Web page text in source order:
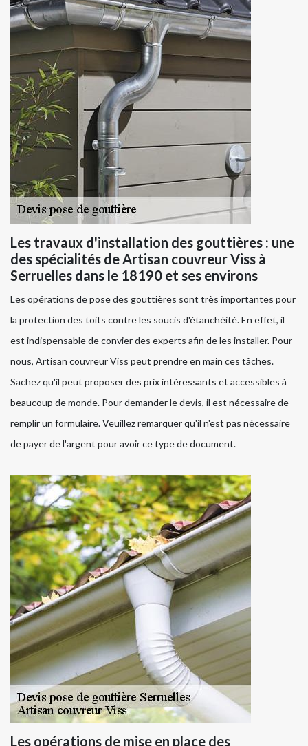
Les travaux d'installation des gouttières : une
des spécialités de Artisan couvreur Viss à
Serruelles dans le 18190 et ses environs
Les opérations de pose des gouttières sont très importantes pour
la protection des toits contre les soucis d'étanchéité. En effet, il
est indispensable de convier des experts afin de les installer. Pour
nous, Artisan couvreur Viss peut prendre en main ces tâches.
Sachez qu'il peut proposer des prix intéressants et accessibles à
beaucoup de monde. Pour demander le devis, il est nécessaire de
remplir un formulaire. Veuillez remarquer qu'il n'est pas nécessaire
de payer de l'argent pour avoir ce type de document.
Les opérations de mise en place des